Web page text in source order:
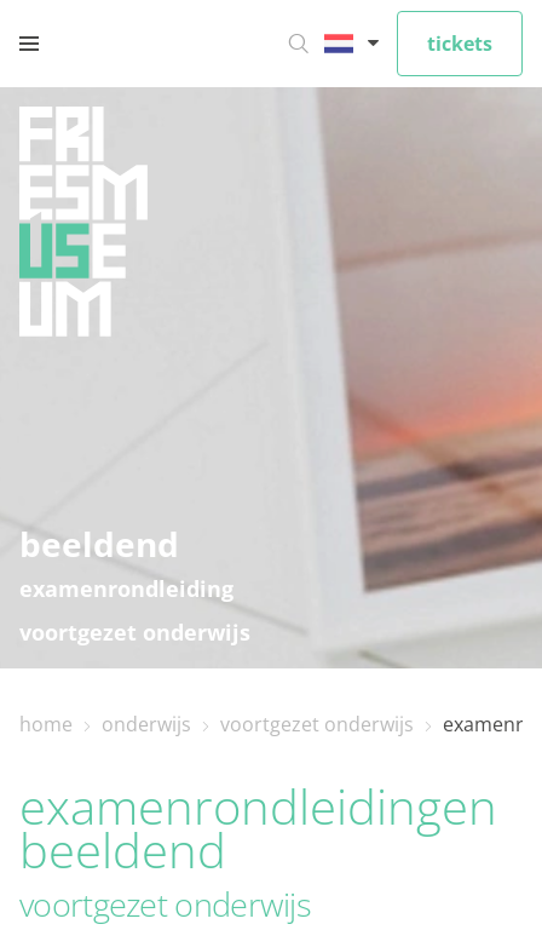
tickets
home
bezoekinfo
te zien en te doen
beeldend
examenrondleiding
voortgezet onderwijs
home onderwijs voortgezet onderwijs
examenrondleidingen
beeldend
voortgezet onderwijs